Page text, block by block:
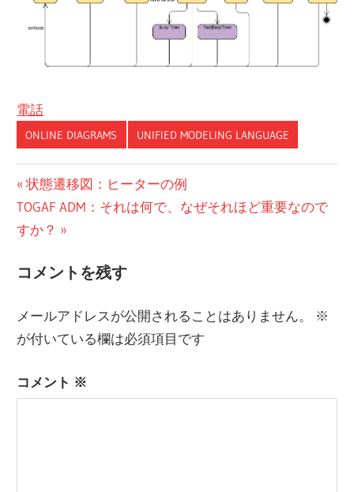
電話
ONLINE DIAGRAMS UNIFIED MODELING LANGUAGE
投
稿
ビ
ゲ
ー
シ
ョ
前
の
投
状態遷移図：ヒーターの例
次
の
稿:
TOGAF ADM：それは何で、なぜそれほど重要なので
すか？
コメントを残す
メールアドレスが公開されることはありません。
※
が付いている欄は必須項目です
コメント ※